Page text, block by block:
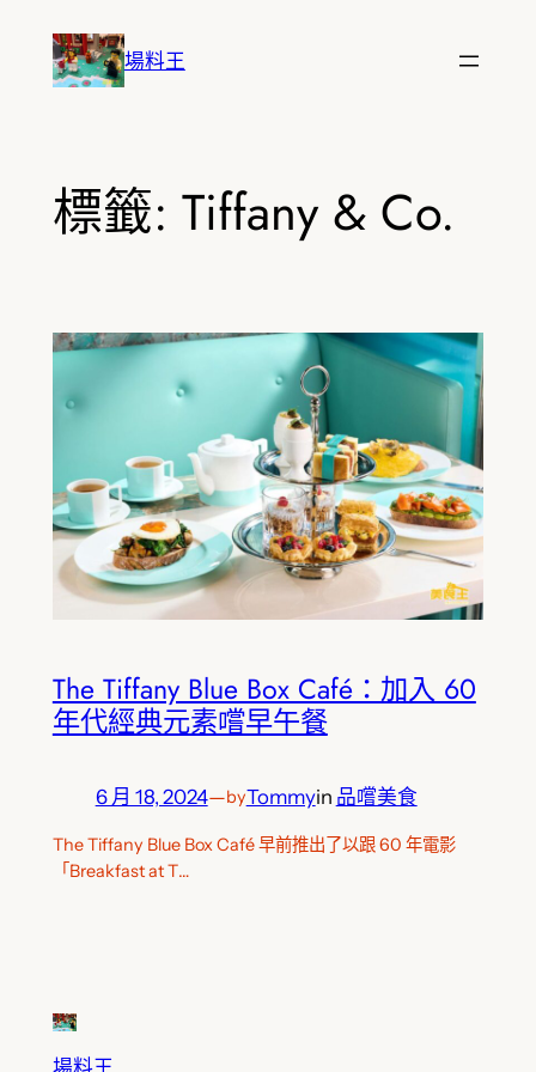
場料王
標籤: Tiffany & Co.
The Tiffany Blue Box Café：加入 60
年代經典元素嚐早午餐
6 月 18, 2024—byTommyin 品嚐美食
The Tiffany Blue Box Café 早前推出了以跟 60 年電影
「Breakfast at T…
場料王